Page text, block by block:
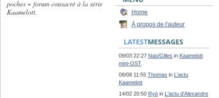
poches ~ forum consacré à la série
Kaamelott.
Home
À propos de l'auteur
LATESTMESSAGES
09/03 22:27 Nao/Gilles in Kaamelott
mini-OST
08/08 11:55 Thomas in L'actu
Kaamelott
14/02 20:50 Ryō in L'actu d'Alexandre